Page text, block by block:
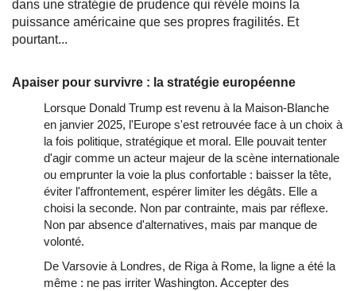
dans une stratégie de prudence qui révèle moins la
puissance américaine que ses propres fragilités. Et
pourtant...
Apaiser pour survivre : la stratégie européenne
Lorsque Donald Trump est revenu à la Maison-Blanche
en janvier 2025, l'Europe s'est retrouvée face à un choix à
la fois politique, stratégique et moral. Elle pouvait tenter
d'agir comme un acteur majeur de la scène internationale
ou emprunter la voie la plus confortable : baisser la tête,
éviter l'affrontement, espérer limiter les dégâts. Elle a
choisi la seconde. Non par contrainte, mais par réflexe.
Non par absence d'alternatives, mais par manque de
volonté.
De Varsovie à Londres, de Riga à Rome, la ligne a été la
même : ne pas irriter Washington. Accepter des